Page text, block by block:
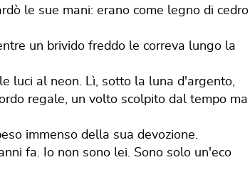
le sue mani: erano come legno di cedro
un brivido freddo le correva lungo la
luci al neon. Lì, sotto la luna d'argento,
regale, un volto scolpito dal tempo ma
immenso della sua devozione.
fa. Io non sono lei. Sono solo un'eco